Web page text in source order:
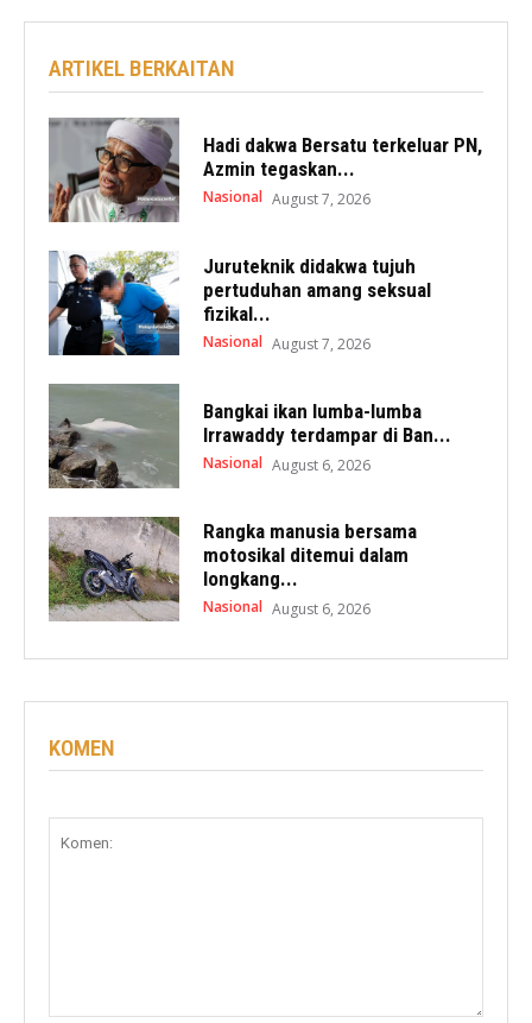
ARTIKEL BERKAITAN
Hadi dakwa Bersatu terkeluar PN,
Azmin tegaskan...
Nasional August 7, 2026
Juruteknik didakwa tujuh
pertuduhan amang seksual
fizikal...
Nasional August 7, 2026
Bangkai ikan lumba-lumba
Irrawaddy terdampar di Ban...
Nasional August 6, 2026
Rangka manusia bersama
motosikal ditemui dalam
longkang...
Nasional August 6, 2026
KOMEN